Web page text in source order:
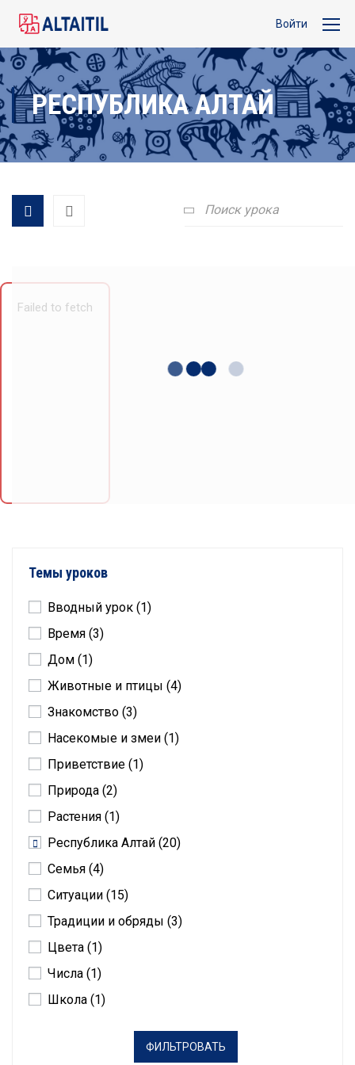
Войти
РЕСПУБЛИКА АЛТАЙ
Failed to fetch
Темы уроков
Вводный урок (1)
Время (3)
Дом (1)
Животные и птицы (4)
Знакомство (3)
Насекомые и змеи (1)
Приветствие (1)
Природа (2)
Растения (1)
Республика Алтай (20)
Семья (4)
Ситуации (15)
Традиции и обряды (3)
Цвета (1)
Числа (1)
Школа (1)
ФИЛЬТРОВАТЬ